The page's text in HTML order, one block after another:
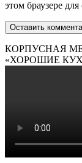
этом браузере
КОРПУСНАЯ
«ХОРОШИЕ